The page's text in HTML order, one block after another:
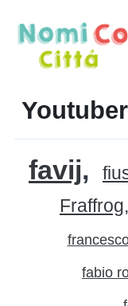
favij
Fraffrog
fabio